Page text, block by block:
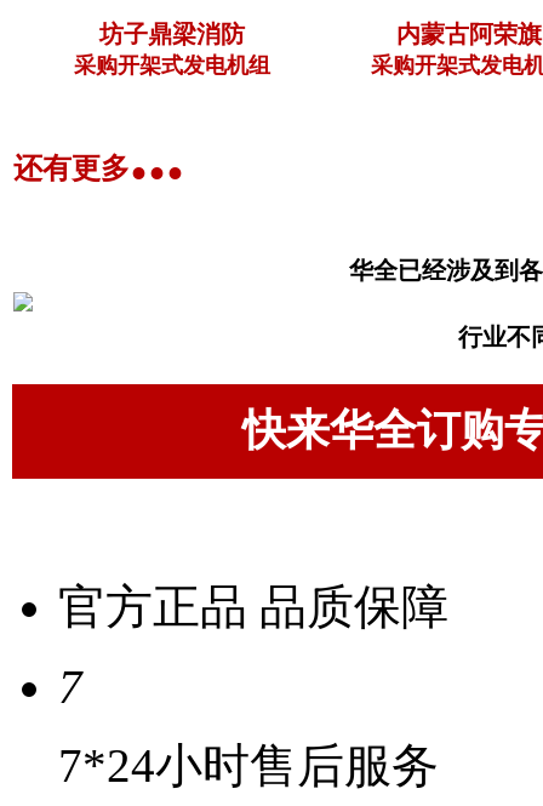
坊子鼎梁消防
采购开架式发电机组
内蒙古阿荣旗
采购开架式发电
还有更多...
华全已经涉及到
行业不
快来华全订购
官方正品 品质保障
7
7*24小时售后服务